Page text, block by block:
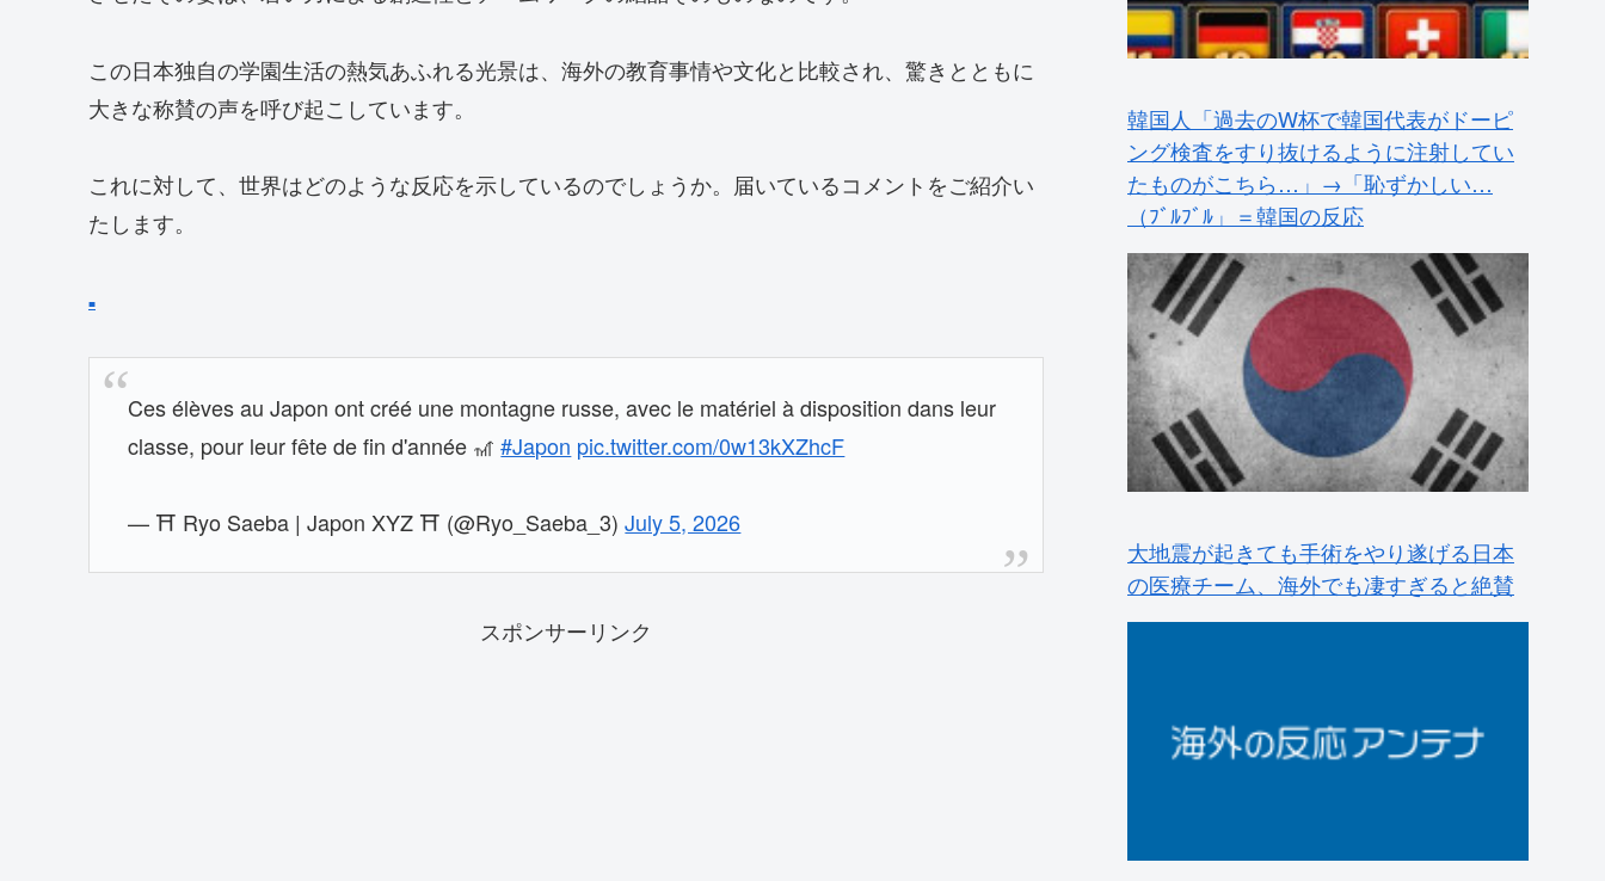
この日本独自の学園生活の熱気あふれる光景は、海外の教育事情や文化と比較され、驚きとともに
大きな称賛の声を呼び起こしています。
これに対して、世界はどのような反応を示しているのでしょうか。届いているコメントをご紹介い
たします。
■
Ces élèves au Japon ont créé une montagne russe, avec le matériel à disposition dans leur
classe, pour leur fête de fin d'année 🎢#Japon pic.twitter.com/0w13kXZhcF
— ⛩ Ryo Saeba | Japon XYZ ⛩ (@Ryo_Saeba_3)July 5, 2026
スポンサーリンク
たものがこちら…」→「恥ずかしい…
（ﾌﾞﾙﾌﾞﾙ」＝韓国の反応
大地震が起きても手術をやり遂げる日本
の医療チーム、海外でも凄すぎると絶賛
【世界】ベストオブザベスト【ポーラン